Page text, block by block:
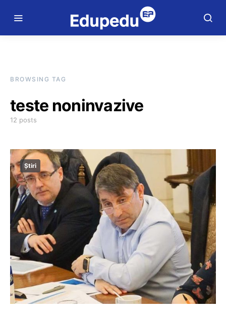
BROWSING TAG
teste noninvazive
12 posts
Știri